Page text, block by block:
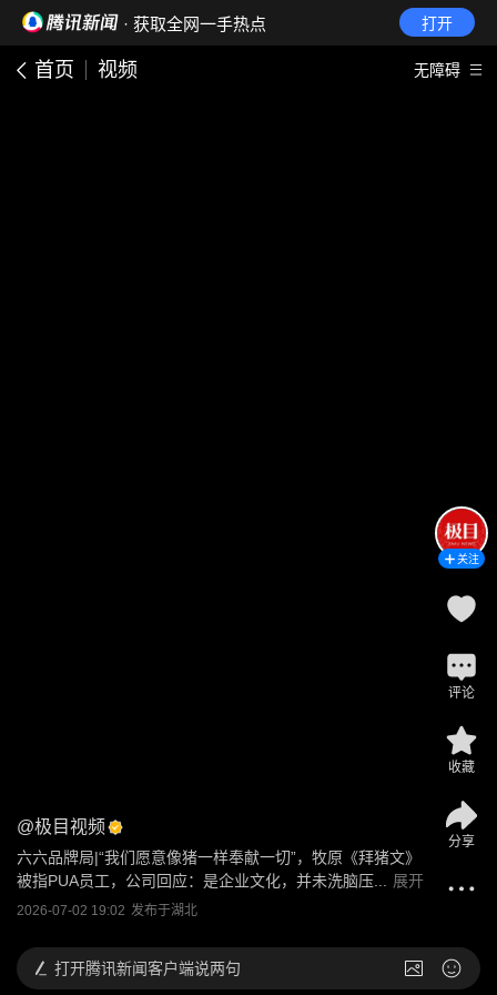
· 获取全网一手热点 打开
首页 视频 无障碍
@极目视频
六六品牌局|“我们愿意像猪一样奉献一切”，牧原《拜猪文》
被指PUA员工，公司回应：是企业文化，并未洗脑压...
展开
2026-07-02 19:02 发布于湖北
关注
评论
收藏
分享
打开腾讯新闻客户端说两句